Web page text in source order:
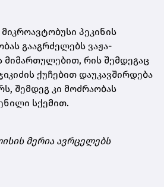
მიკროავტობუსი პეკინის
გააგრძელებს ვაჟა-
მიმართულებით, რის შემდეგაც
ქუჩებით დაუკავშირდება
შემდეგ კი მოძრაობას
სქემით.
მერია ავრცელებს